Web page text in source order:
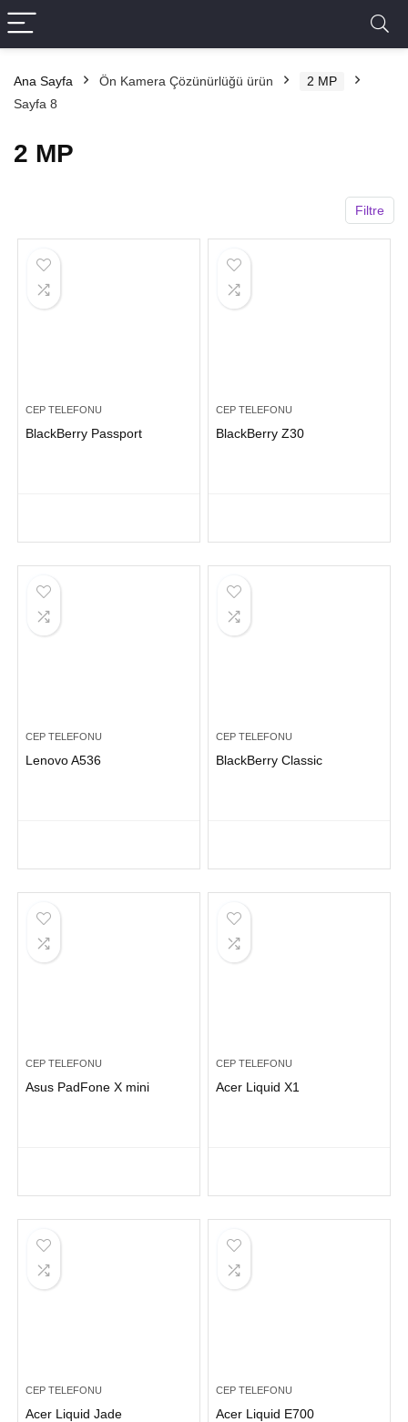
Ana Sayfa Ön Kamera Çözünürlüğü ürün
2 MP
Sayfa 8
2 MP
Filtre
CEP TELEFONU
BlackBerry Passport
CEP TELEFONU
BlackBerry Z30
CEP TELEFONU
Lenovo A536
CEP TELEFONU
BlackBerry Classic
CEP TELEFONU
Asus PadFone X mini
CEP TELEFONU
Acer Liquid X1
CEP TELEFONU
Acer Liquid Jade
CEP TELEFONU
Acer Liquid E700